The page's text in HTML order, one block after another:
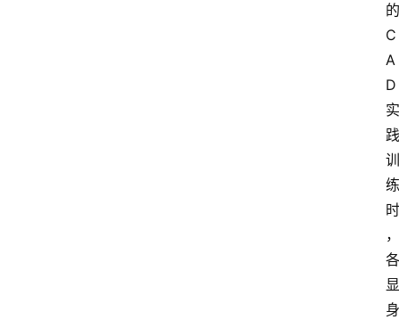
的
C
A
D
实
践
训
练
时
，
各
显
身